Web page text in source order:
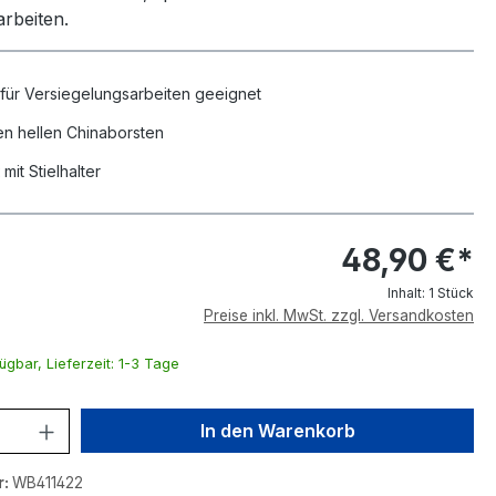
Versiegelungsarbeiten geeignet
hellen Chinaborsten
Stielhalter
48,90 €*
Inhalt: 1 Stück
Preise inkl. MwSt. zzgl. Versandkosten
Lieferzeit: 1-3 Tage
Gib den gewünschten Wert
In den Warenkorb
WB411422